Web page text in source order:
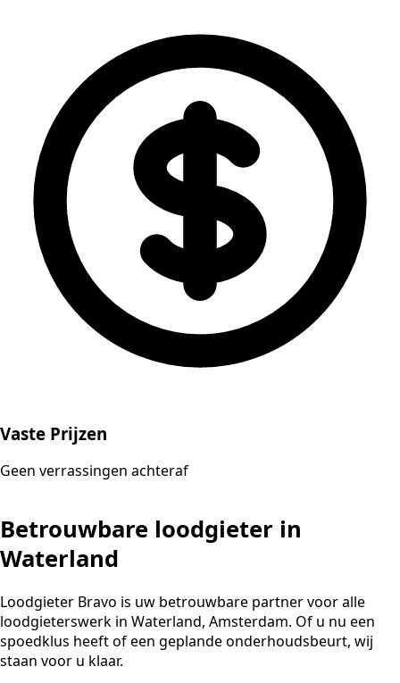
Vaste Prijzen
Geen verrassingen achteraf
Betrouwbare loodgieter in
Waterland
Loodgieter Bravo is uw betrouwbare partner voor alle
loodgieterswerk in Waterland, Amsterdam. Of u nu een
spoedklus heeft of een geplande onderhoudsbeurt, wij
staan voor u klaar.